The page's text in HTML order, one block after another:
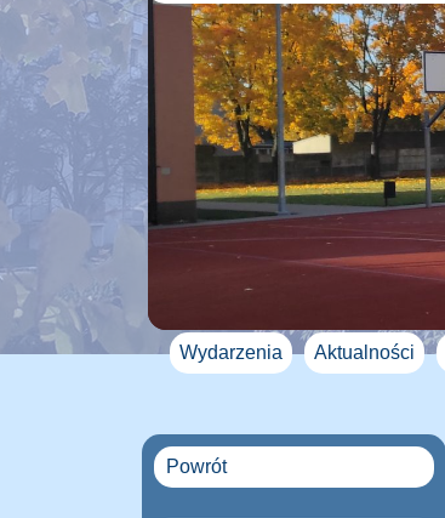
Wydarzenia Aktualności
Powrót